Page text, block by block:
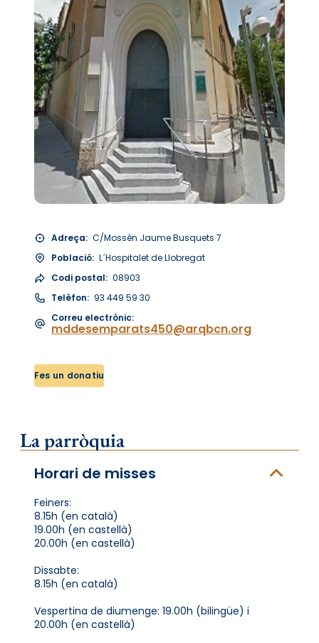
Adreça: C/Mossèn Jaume Busquets 7
Població: L´Hospitalet de Llobregat
Codi postal: 08903
Telèfon: 93 449 59 30
Correu electrònic:
mddesemparats450@arqbcn.org
Fes un donatiu
La parròquia
Horari de misses
Feiners:
8.15h (en català)
19.00h (en castellà)
20.00h (en castellà)
Dissabte:
8.15h (en català)
Vespertina de diumenge: 19.00h (bilingüe) i
20.00h (en castellà)